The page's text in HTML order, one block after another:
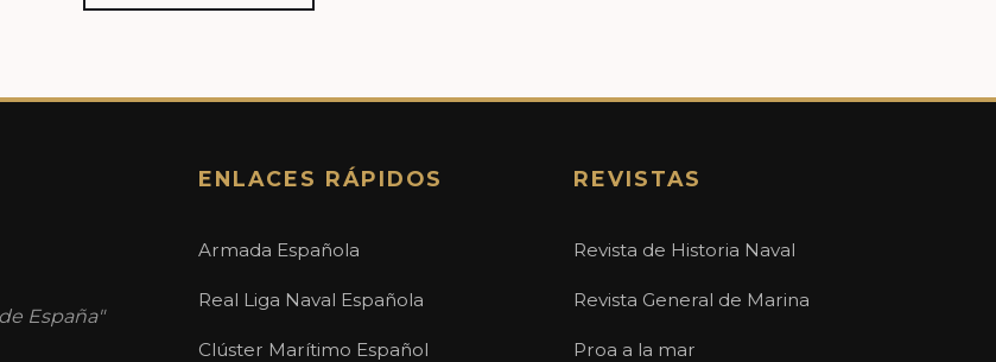
España"
ENLACES RÁPIDOS
Armada Española
Real Liga Naval Española
Clúster Marítimo Español
REVISTAS
Revista de Historia Naval
Revista General de Marina
Proa a la mar